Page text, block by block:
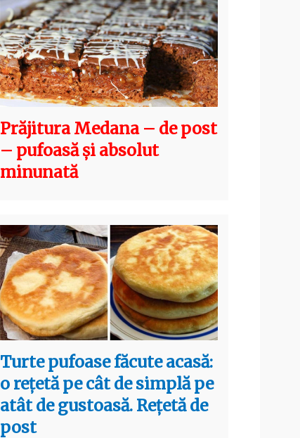
Prăjitura Medana – de post
– pufoasă și absolut
minunată
Turte pufoase făcute acasă:
o rețetă pe cât de simplă pe
atât de gustoasă. Rețetă de
post